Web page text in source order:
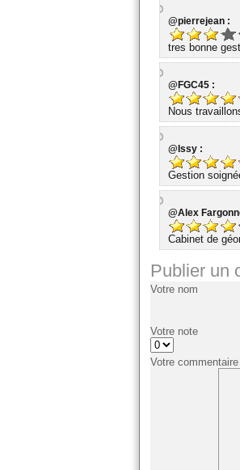
@pierrejean :
tres bonne
@FGC45 :
Nous
@Issy :
Gestion
@Alex
Cabinet de
Publier un
Votre nom
Votre note
Votre commentaire